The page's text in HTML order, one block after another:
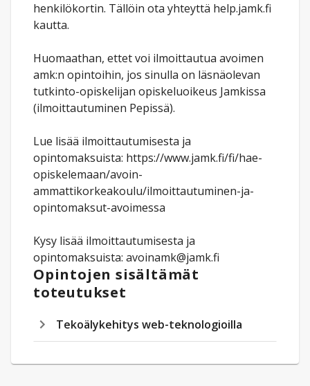
henkilökortin. Tällöin ota yhteyttä help.jamk.fi
kautta.
Huomaathan, ettet voi ilmoittautua avoimen
amk:n opintoihin, jos sinulla on läsnäolevan
tutkinto-opiskelijan opiskeluoikeus Jamkissa
(ilmoittautuminen Pepissä).
Lue lisää ilmoittautumisesta ja
opintomaksuista: https://www.jamk.fi/fi/hae-
opiskelemaan/avoin-
ammattikorkeakoulu/ilmoittautuminen-ja-
opintomaksut-avoimessa
Kysy lisää ilmoittautumisesta ja
opintomaksuista: avoinamk@jamk.fi
Opintojen sisältämät
toteutukset
Tekoälykehitys web-teknologioilla